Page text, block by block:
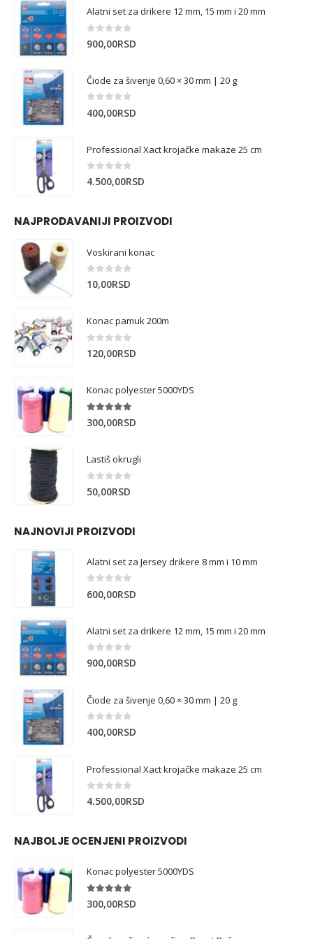
Alatni set za drikere 12 mm, 15 mm i 20 mm
900,00RSD
Čiode za šivenje 0,60 × 30 mm | 20 g
400,00RSD
Professional Xact krojačke makaze 25 cm
0 out of 5
4.500,00RSD
NAJPRODAVANIJI PROIZVODI
Voskirani konac
0 out of 5
10,00RSD
Konac pamuk 200m
0 out of 5
120,00RSD
Konac polyester 5000YDS
5.00out of 5
300,00RSD
Lastiš okrugli
50,00RSD
NAJNOVIJI PROIZVODI
Alatni set za Jersey drikere 8 mm i 10 mm
600,00RSD
Alatni set za drikere 12 mm, 15 mm i 20 mm
0 out of 5
900,00RSD
Čiode za šivenje 0,60 × 30 mm | 20 g
0 out of 5
400,00RSD
Professional Xact krojačke makaze 25 cm
0 out of 5
4.500,00RSD
NAJBOLJE OCENJENI PROIZVODI
Konac polyester 5000YDS
5.00out of 5
300,00RSD